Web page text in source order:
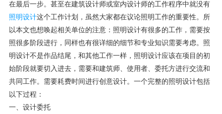
在最后一步。甚至在建筑设计师或室内设计师的工作程序中就没有
照明设计这个工作计划，虽然大家都在议论照明工作的重要性。所
以本文也想唤起相关单位的注意：照明设计有很多的工作，需要按
照很多阶段进行，同样也有很详细的细节和专业知识需要考虑。照
明设计不是作品结尾，和其他工作一样，照明设计应该在项目的初
始阶段就要切入进去，需要和建筑师、使用者、委托方进行交流和
共同工作。需要耗费时间进行创意设计。一个完整的照明设计包括
以下过程：
一、设计委托